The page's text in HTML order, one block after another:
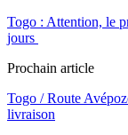
Togo : Attention, le
jours
Prochain article
Togo / Route
livraison